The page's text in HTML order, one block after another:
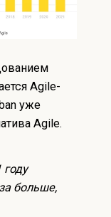
Agile-
уже
Agile.
больше,